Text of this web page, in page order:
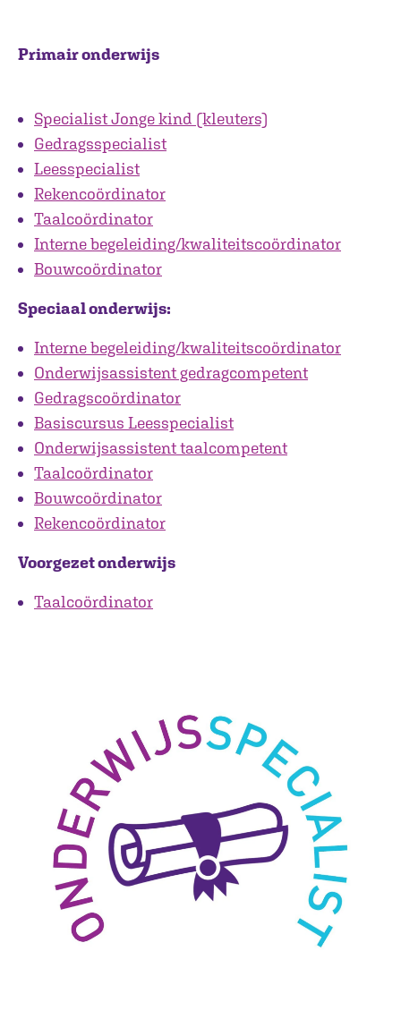
Primair onderwijs
Specialist Jonge kind (kleuters)
Gedragsspecialist
Leesspecialist
Rekencoördinator
Taalcoördinator
Interne begeleiding/kwaliteitscoördinator
Bouwcoördinator
Speciaal onderwijs:
Interne begeleiding/kwaliteitscoördinator
Onderwijsassistent gedragcompetent
Gedragscoördinator
Basiscursus Leesspecialist
Onderwijsassistent taalcompetent
Taalcoördinator
Bouwcoördinator
Rekencoördinator
Voorgezet onderwijs
Taalcoördinator